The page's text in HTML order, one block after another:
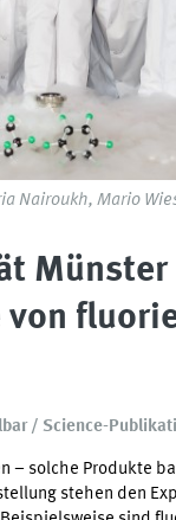
Nairoukh, Mario
von
/ Science-
solche Produkte
stehen den